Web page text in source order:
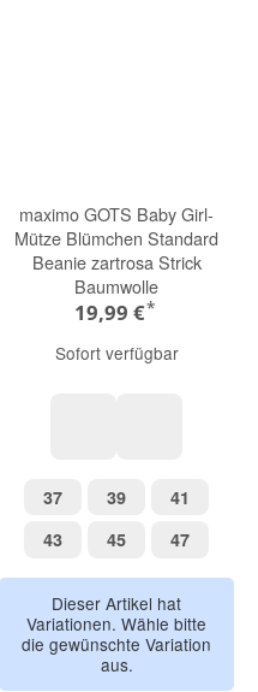
maximo GOTS Baby Girl-
Mütze Blümchen Standard
Beanie zartrosa Strick
Baumwolle
19,99 €*
Sofort verfügbar
3737 3939 41
4343 4545 4747
Dieser Artikel hat
Variationen. Wähle bitte
die gewünschte Variation
aus.